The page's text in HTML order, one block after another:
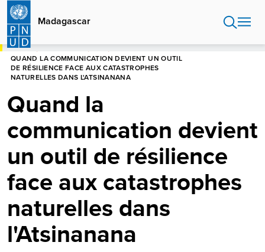
Aller
contenu
principal
Madagascar
HOME
QUAND LA COMMUNICATION DEVIENT UN OUTIL
DE RÉSILIENCE FACE AUX CATASTROPHES
NATURELLES DANS L'ATSINANANA
Quand la
communication devient
un outil de résilience
face aux catastrophes
naturelles dans
l'Atsinanana